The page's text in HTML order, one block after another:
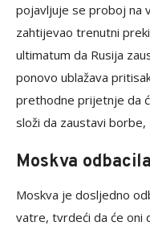
pojavljuje se proboj na
zahtijevao trenutni
ultimatum da Rusija
ponovo ublažava
prethodne prijetnje da
složi da zaustavi borbe,
Moskva
Moskva je dosljedno
vatre, tvrdeći da će oni